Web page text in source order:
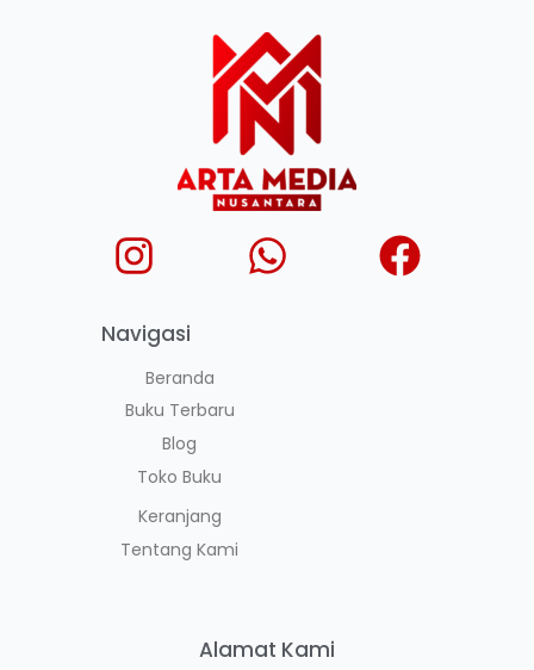
Navigasi
Beranda
Buku Terbaru
Blog
Toko Buku
Keranjang
Tentang Kami
Alamat Kami